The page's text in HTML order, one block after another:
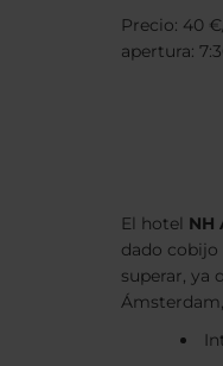
Precio: 40
apertura:
El hotel NH
dado cobijo
superar, ya